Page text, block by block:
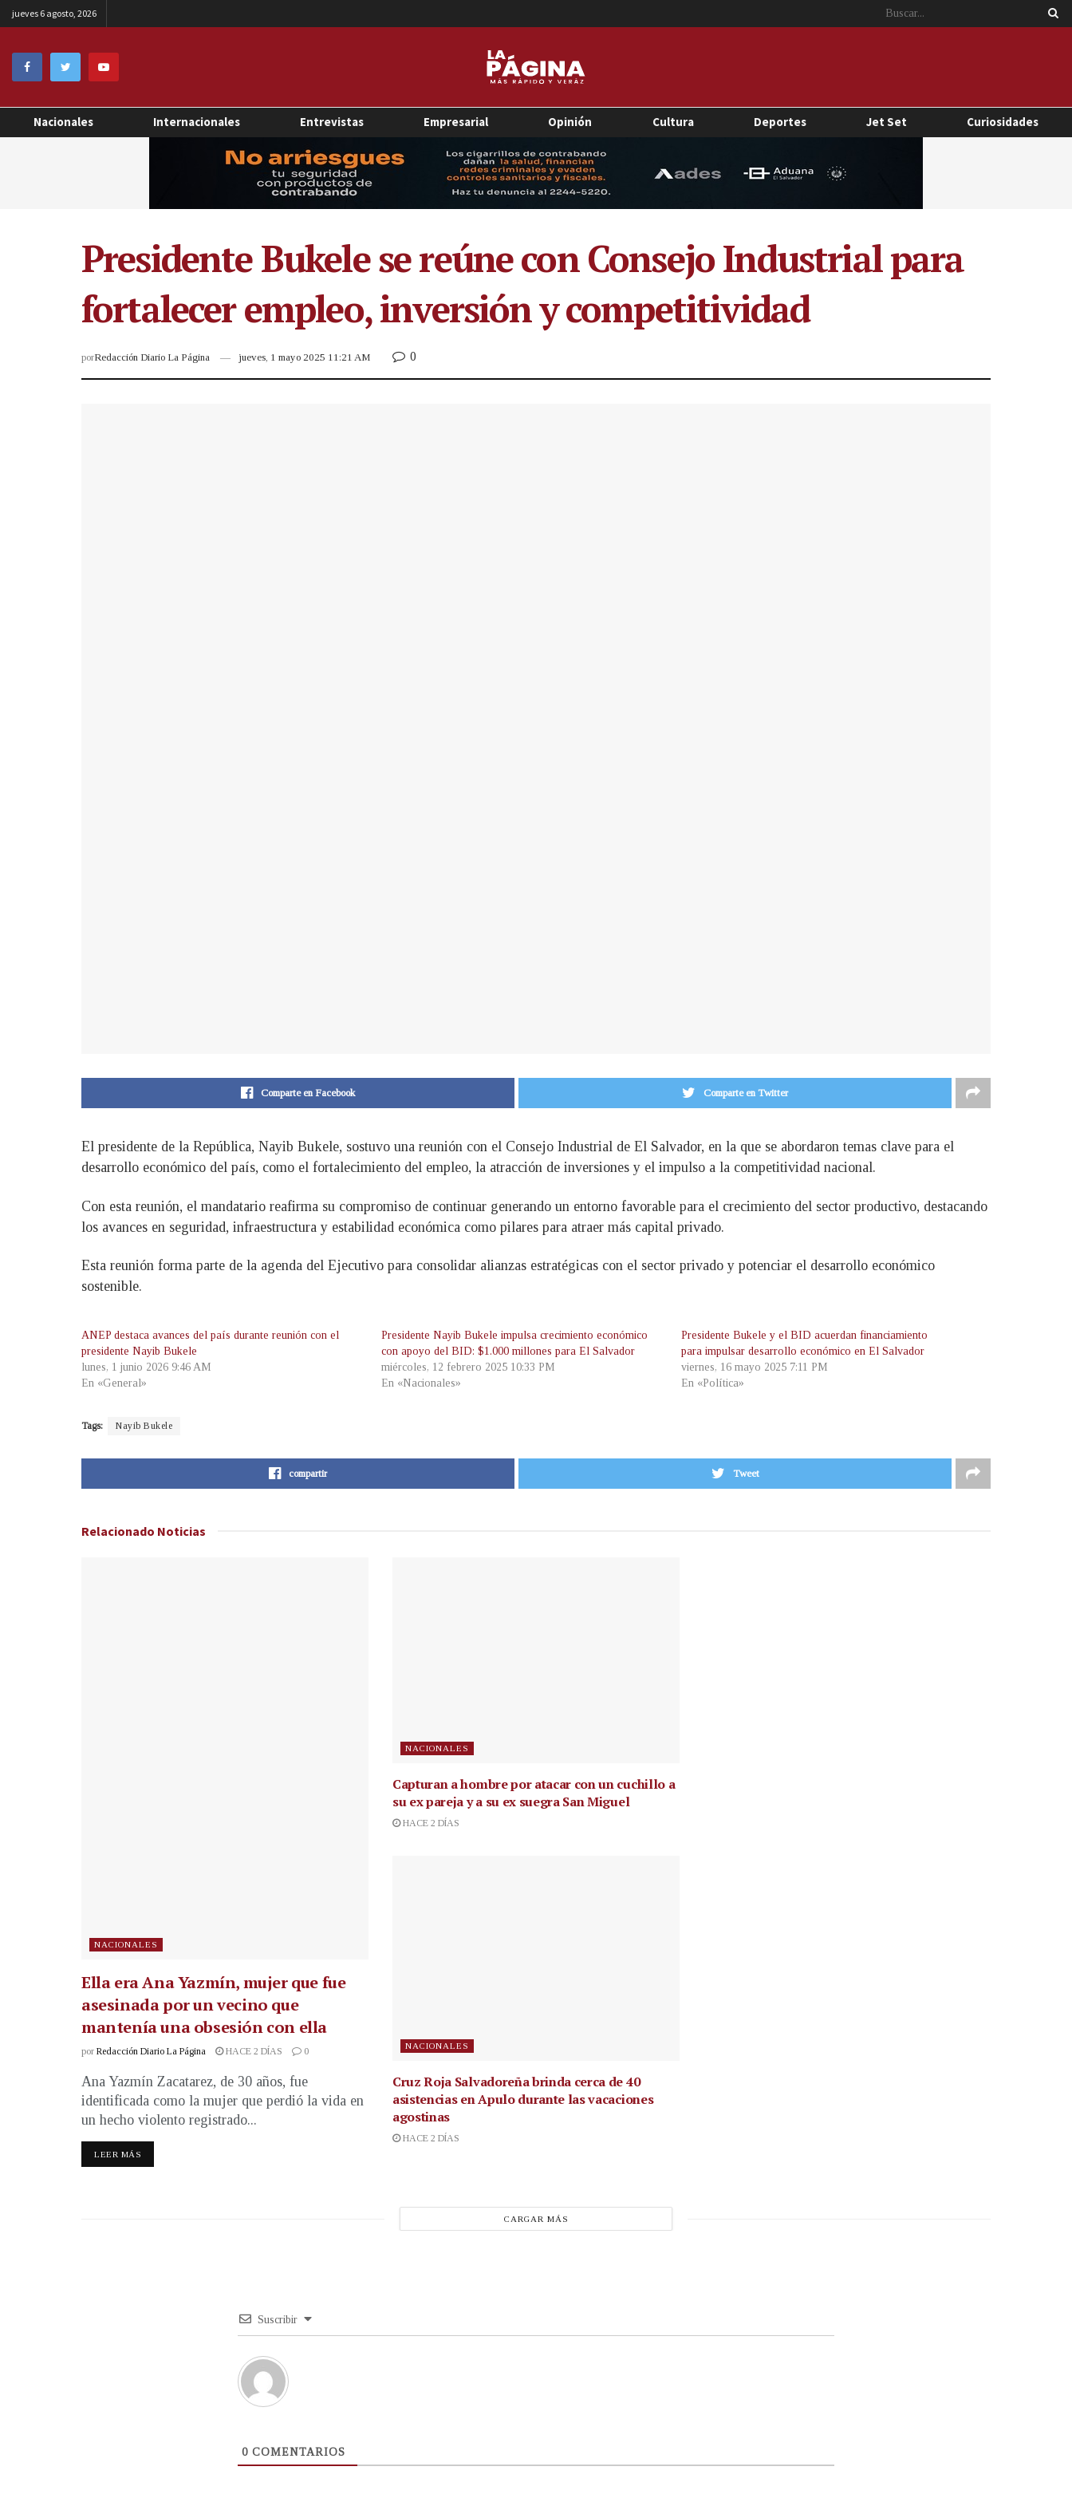
jueves 6 agosto, 2026
Nacionales Internacionales Entrevistas Empresarial Opinión Cultura Deportes Jet Set Curiosidades
Presidente Bukele se reúne con Consejo Industrial para
fortalecer empleo, inversión y competitividad
porRedacción Diario La Página jueves, 1 mayo 2025 11:21 AM 0
Comparte en Facebook Comparte en Twitter
El presidente de la República, Nayib Bukele, sostuvo una reunión con el Consejo Industrial de El Salvador, en la que se abordaron temas clave para el
desarrollo económico del país, como el fortalecimiento del empleo, la atracción de inversiones y el impulso a la competitividad nacional.
Con esta reunión, el mandatario reafirma su compromiso de continuar generando un entorno favorable para el crecimiento del sector productivo, destacando
los avances en seguridad, infraestructura y estabilidad económica como pilares para atraer más capital privado.
Esta reunión forma parte de la agenda del Ejecutivo para consolidar alianzas estratégicas con el sector privado y potenciar el desarrollo económico
sostenible.
ANEP destaca avances del país durante reunión con el
presidente Nayib Bukele
lunes, 1 junio 2026 9:46 AM
En «General»
Presidente Nayib Bukele impulsa crecimiento económico
con apoyo del BID: $1.000 millones para El Salvador
miércoles, 12 febrero 2025 10:33 PM
En «Nacionales»
Presidente Bukele y el BID acuerdan financiamiento
para impulsar desarrollo económico en El Salvador
viernes, 16 mayo 2025 7:11 PM
En «Política»
Tags: Nayib Bukele
compartir Tweet
Relacionado Noticias
NACIONALES
Ella era Ana Yazmín, mujer que fue
asesinada por un vecino que
mantenía una obsesión con ella
por Redacción Diario La Página HACE 2 DÍAS 0
Ana Yazmín Zacatarez, de 30 años, fue
identificada como la mujer que perdió la vida en
un hecho violento registrado...
LEER MÁS
NACIONALES
Capturan a hombre por atacar con un cuchillo a
su ex pareja y a su ex suegra San Miguel
HACE 2 DÍAS
NACIONALES
Cruz Roja Salvadoreña brinda cerca de 40
asistencias en Apulo durante las vacaciones
agostinas
HACE 2 DÍAS
CARGAR MÁS
Suscribir
0 COMENTARIOS